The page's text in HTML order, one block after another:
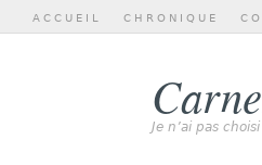
Je n’ai pas
ACCUEIL CHRONIQUE